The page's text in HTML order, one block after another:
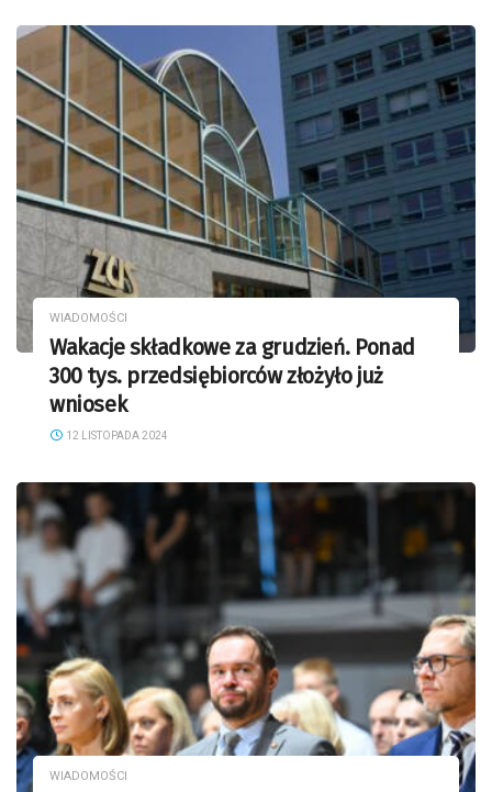
WIADOMOŚCI
Wakacje składkowe za grudzień. Ponad
300 tys. przedsiębiorców złożyło już
wniosek
12 LISTOPADA 2024
WIADOMOŚCI